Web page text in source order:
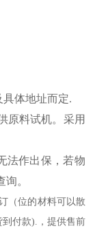
体地址而定.
原料试机。采用
法作出保，若物
。
（位的材料可以散
到付款).
，提供售前